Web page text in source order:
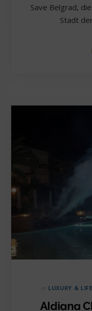
Save Belgrad,
Stadt
LUXURY &
Aldiana